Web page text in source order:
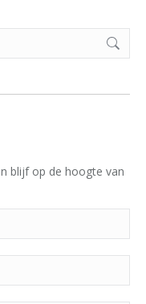
blijf op de hoogte van